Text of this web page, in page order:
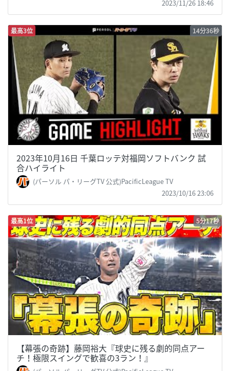
2023/11/26 18:46
最高3位 14分36秒
2023年10月16日 千葉ロッテ対福岡ソフトバンク 試
合ハイライト
(パーソル パ・リーグTV 公式)PacificLeague TV
2023/10/16 23:06
最高1位 5分17秒
【幕張の奇跡】藤岡裕大『球史に残る劇的同点アー
チ！極限スイングで歓喜の3ラン！』